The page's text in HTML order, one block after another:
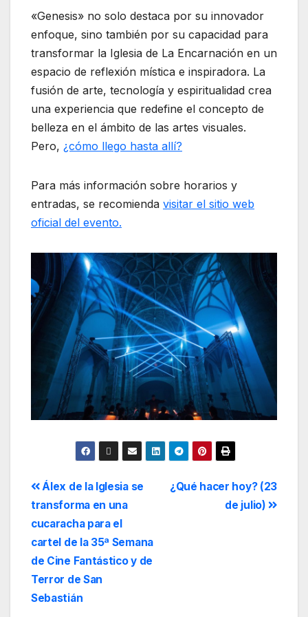
«Genesis» no solo destaca por su innovador
enfoque, sino también por su capacidad para
transformar la Iglesia de La Encarnación en un
espacio de reflexión mística e inspiradora. La
fusión de arte, tecnología y espiritualidad crea
una experiencia que redefine el concepto de
belleza en el ámbito de las artes visuales.
Pero, ¿cómo llego hasta allí?
Para más información sobre horarios y
entradas, se recomienda visitar el sitio web
oficial del evento.
¿Qué hacer hoy? (23
de julio)
Álex de la Iglesia se
transforma en una
cucaracha para el
cartel de la 35ª Semana
de Cine Fantástico y de
Terror de San
Sebastián